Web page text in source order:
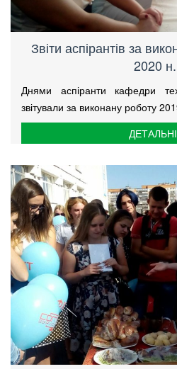
Звіти аспірантів за
2020
Днями аспіранти кафедри
звітували за виконану роботу